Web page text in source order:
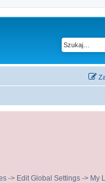
-> Edit Global Settings -> My